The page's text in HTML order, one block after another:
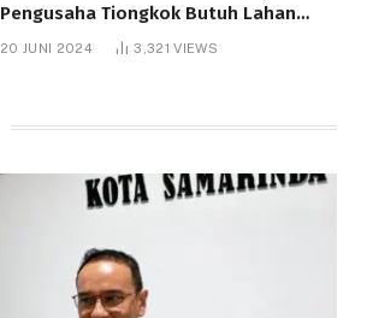
Pengusaha Tiongkok Butuh Lahan
1.000 Hektare
20 JUNI 2024 3,321VIEWS